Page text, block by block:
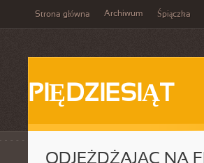
Strona główna Archiwum Śpiączka
PIĘDZIESIĄT
ODJEŻDŻAJĄC NA